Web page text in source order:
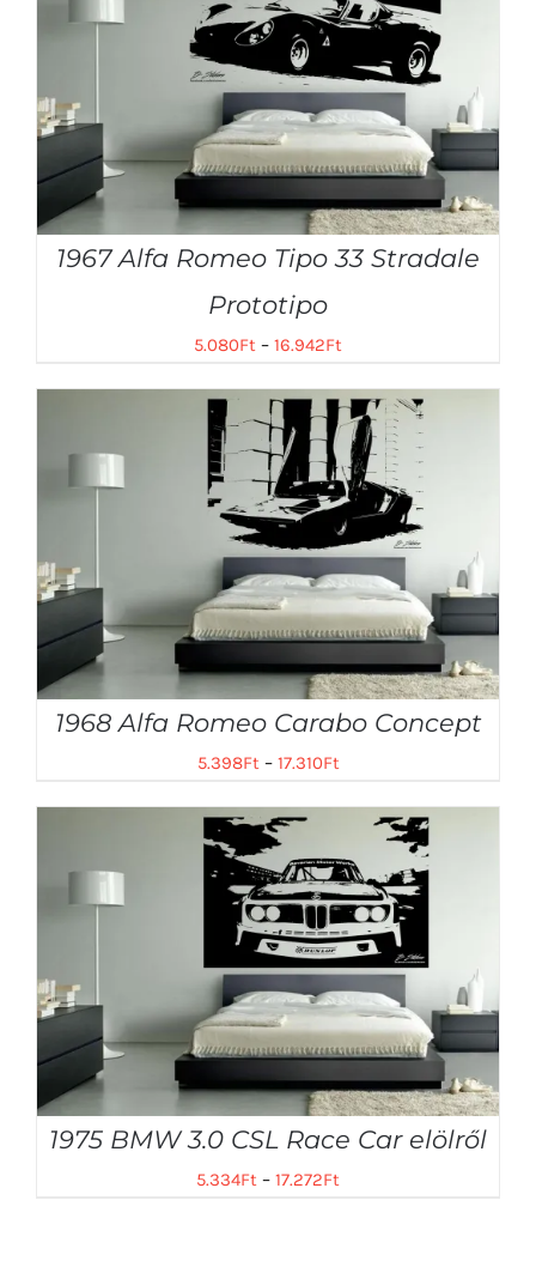
1967 Alfa Romeo Tipo 33 Stradale
Prototipo
5.080Ft – 16.942Ft
1968 Alfa Romeo Carabo Concept
5.398Ft– 17.310Ft
1975 BMW 3.0 CSL Race Car elölről
5.334Ft – 17.272Ft